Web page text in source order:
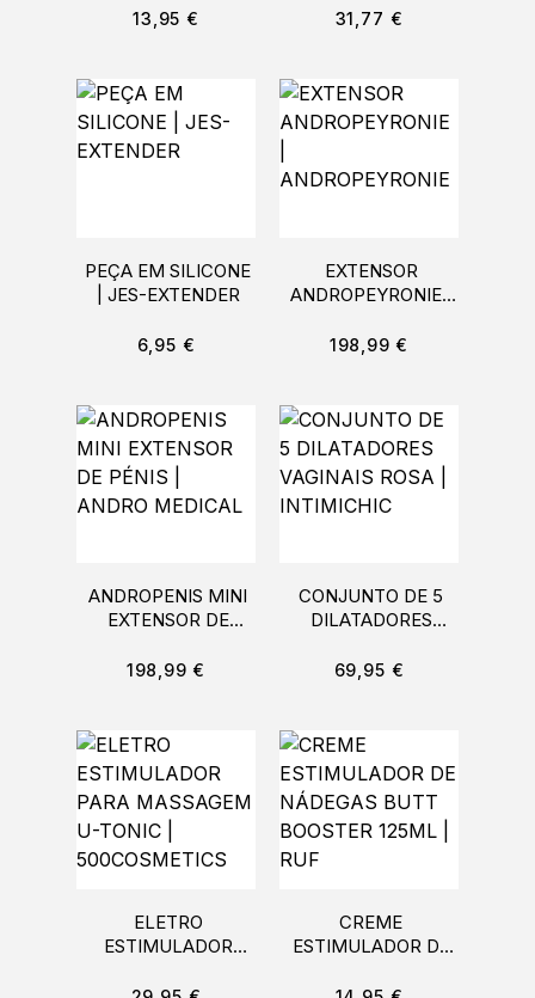
13,95 €
PLUS 60 UNI. |
31,77 €
PEÇA EM SILICONE
| JES-EXTENDER
6,95 €
EXTENSOR
ANDROPEYRONIE |
198,99 €
ANDROPENIS MINI
EXTENSOR DE
MEDICAL
198,99 €
CONJUNTO DE 5
DILATADORES
INTIMICHIC
69,95 €
ELETRO
ESTIMULADOR
CREME
ESTIMULADOR DE